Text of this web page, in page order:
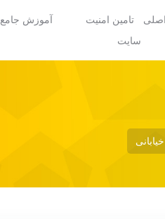
تامین امنیت
سایت
آموزش جامع
خیابانی